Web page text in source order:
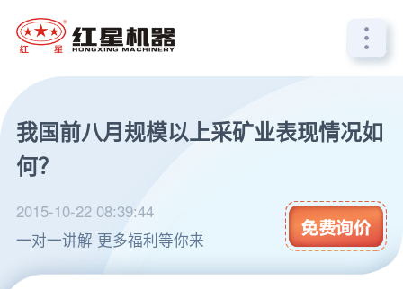
我国前八月规模以上采矿业表现情况如
何？
2015-10-22 08:39:44
一对一讲解 更多福利等你来